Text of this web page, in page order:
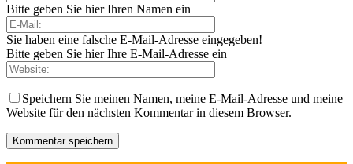
Bitte geben Sie hier Ihren Namen ein
Sie haben eine falsche E-Mail-Adresse eingegeben!
Bitte geben Sie hier Ihre E-Mail-Adresse ein
Speichern Sie meinen Namen, meine E-Mail-Adresse und meine
Website für den nächsten Kommentar in diesem Browser.